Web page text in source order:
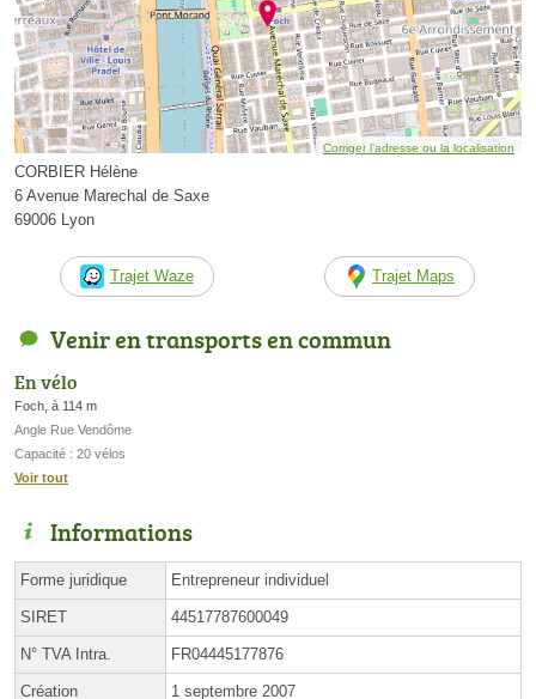
Corriger l’adresse ou la localisation
CORBIER Hélène
6 Avenue Marechal de Saxe
69006 Lyon
Trajet Waze Trajet Maps
Venir en transports en commun
En vélo
Foch, à 114 m
Angle Rue Vendôme
Capacité : 20 vélos
Voir tout
Informations
Forme juridique Entrepreneur individuel
SIRET 44517787600049
N° TVA Intra. FR04445177876
Création 1 septembre 2007